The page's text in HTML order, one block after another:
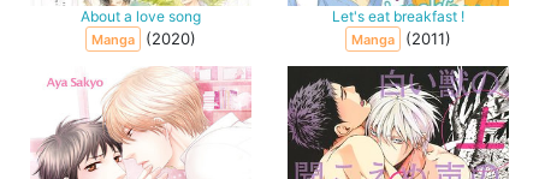
About a love song
Manga (2020)
Let's eat breakfast !
Manga (2011)